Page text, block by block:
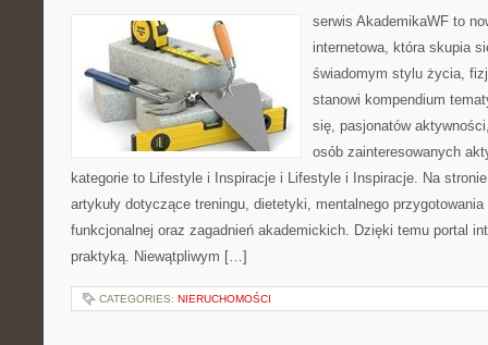
serwis AkademikaWF to
internetowa, która skupia
świadomym stylu życia,
stanowi kompendium
się, pasjonatów
osób zainteresowanych
kategorie to Lifestyle i Inspiracje i Lifestyle i Inspiracje. Na
artykuły dotyczące treningu, dietetyki, mentalnego
funkcjonalnej oraz zagadnień akademickich. Dzięki temu portal
praktyką. Niewątpliwym […]
CATEGORIES: NIERUCHOMOŚCI